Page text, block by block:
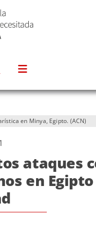
en Minya, Egipto. (ACN)
ataques
en